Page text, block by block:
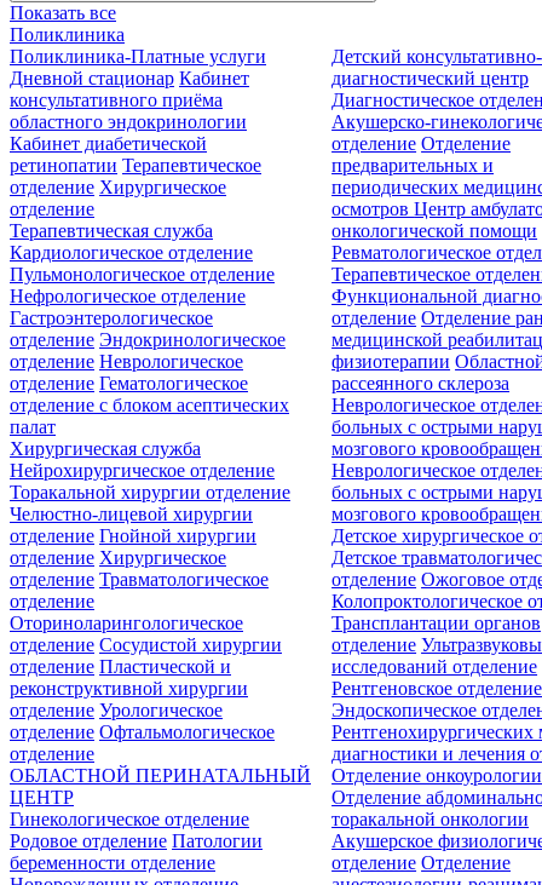
Показать все
Поликлиника
Поликлиника-Платные услуги
Дневной стационар Кабинет
консультативного приёма
областного эндокринологии
Кабинет диабетической
ретинопатии Терапевтическое
отделение Хирургическое
отделение
Детский консультативно-
диагностический центр
Диагностическое
Акушерско-
отделение Отделение
предварительных и
периодических
осмотровЦентр
онкологической помощи
Терапевтическая служба
Кардиологическое отделение
Пульмонологическое отделение
Нефрологическое отделение
Гастроэнтерологическое
отделение Эндокринологическое
отделение Неврологическое
отделение Гематологическое
отделение c блоком асептических
палат
Ревматологическое
Терапевтическое
Функциональной
отделение Отделение
медицинской
физиотерапии
рассеянного склероза
Неврологическое
больных с острыми
мозгового
Неврологическое
больных с острыми
мозгового
Хирургическая служба
Нейрохирургическое отделение
Торакальной хирургии отделение
Челюстно-лицевой хирургии
отделение Гнойной хирургии
отделение Хирургическое
отделение Травматологическое
отделение
Оториноларингологическое
отделение Сосудистой хирургии
отделение Пластической и
реконструктивной хирургии
отделение Урологическое
отделение Офтальмологическое
отделение
Детское хирургическое
Детское
отделение Ожоговое
Колопроктологическое
Трансплантации органов
отделение
исследований отделение
Рентгеновское отделение
Эндоскопическое
Рентгенохирургических
диагностики и лечения
Отделение онкоурологии
Отделение
торакальной онкологии
ОБЛАСТНОЙ ПЕРИНАТАЛЬНЫЙ
ЦЕНТР
Гинекологическое отделение
Родовое отделение Патологии
беременности отделение
Акушерское
отделение Отделение